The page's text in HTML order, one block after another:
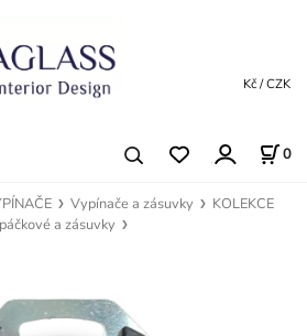
0
Kč / CZK
Vypínače a zásuvky
KOLEKCE
a zásuvky